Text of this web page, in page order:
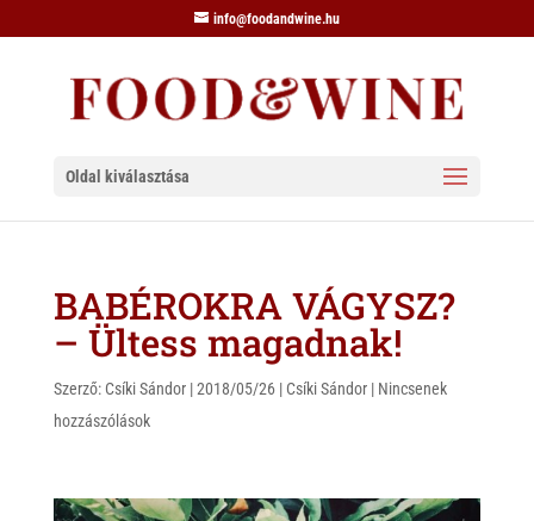
info@foodandwine.hu
Oldal kiválasztása
BABÉROKRA VÁGYSZ?
– Ültess magadnak!
Szerző: Csíki Sándor|2018/05/26| Csíki Sándor| Nincsenek
hozzászólások